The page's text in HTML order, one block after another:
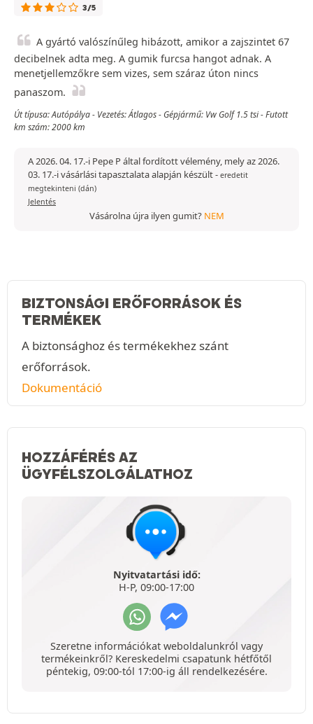
3/5
A gyártó valószínűleg hibázott, amikor a zajszintet 67
decibelnek adta meg. A gumik furcsa hangot adnak. A
menetjellemzőkre sem vizes, sem száraz úton nincs
panaszom.
Út típusa: Autópálya - Vezetés: Átlagos - Gépjármű: Vw Golf 1.5 tsi - Futott
km szám: 2000 km
A 2026. 04. 17.-i Pepe P által fordított vélemény, mely az 2026.
03. 17.-i vásárlási tapasztalata alapján készült- eredetit
megtekinteni (dán)
Jelentés
Vásárolna újra ilyen gumit? NEM
BIZTONSÁGI ERŐFORRÁSOK ÉS
TERMÉKEK
A biztonsághoz és termékekhez szánt
erőforrások.
Dokumentáció
HOZZÁFÉRÉS AZ
ÜGYFÉLSZOLGÁLATHOZ
Nyitvatartási idő:
H-P, 09:00-17:00
Szeretne információkat weboldalunkról vagy
termékeinkről? Kereskedelmi csapatunk hétfőtől
péntekig, 09:00-tól 17:00-ig áll rendelkezésére.